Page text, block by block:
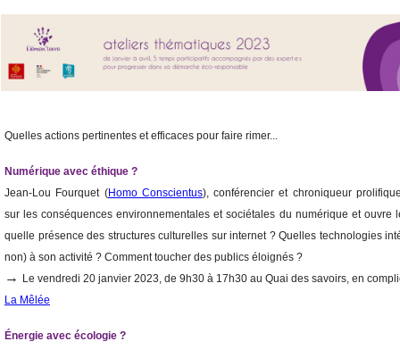
Quelles actions pertinentes et efficaces pour faire rimer...
Numérique avec éthique ?
Jean-Lou Fourquet (Homo Conscientus), conférencier et chroniqueur
sur les conséquences environnementales et sociétales du numérique et ouvre
quelle présence des structures culturelles sur internet ? Quelles technologies
non) à son activité ? Comment toucher des publics éloignés ?
→
Le vendredi 20 janvier 2023, de 9h30 à 17h30 au Quai des savoirs, en
La Mêlée
Énergie avec écologie ?